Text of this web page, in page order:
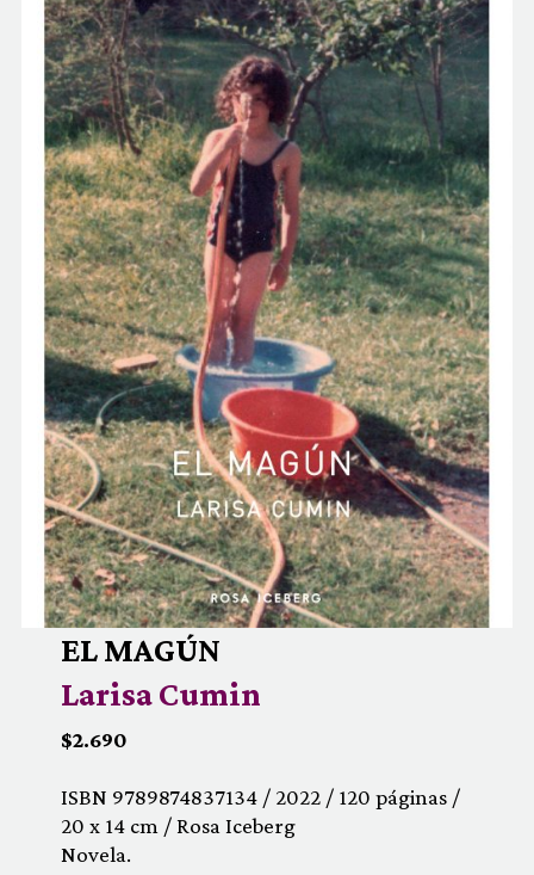
EL MAGÚN
Larisa Cumin
$2.690
ISBN 9789874837134 / 2022 / 120 páginas /
20 x 14 cm / Rosa Iceberg
Novela.